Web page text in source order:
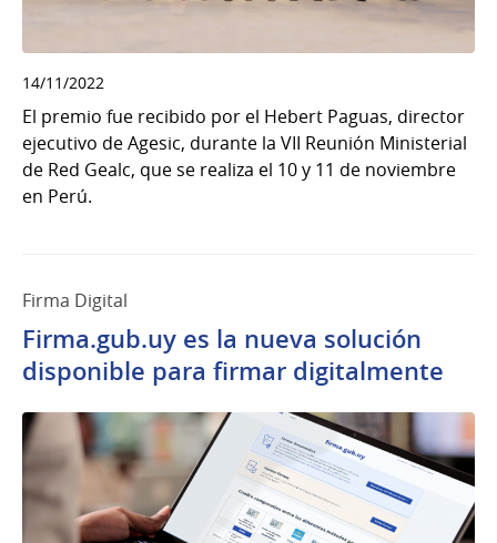
14/11/2022
El premio fue recibido por el Hebert Paguas, director
ejecutivo de Agesic, durante la VII Reunión Ministerial
de Red Gealc, que se realiza el 10 y 11 de noviembre
en Perú.
Firma Digital
Firma.gub.uy es la nueva solución
disponible para firmar digitalmente